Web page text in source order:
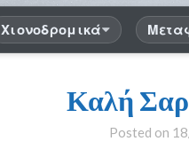
Χιονοδρομικά
Καλή
Posted on